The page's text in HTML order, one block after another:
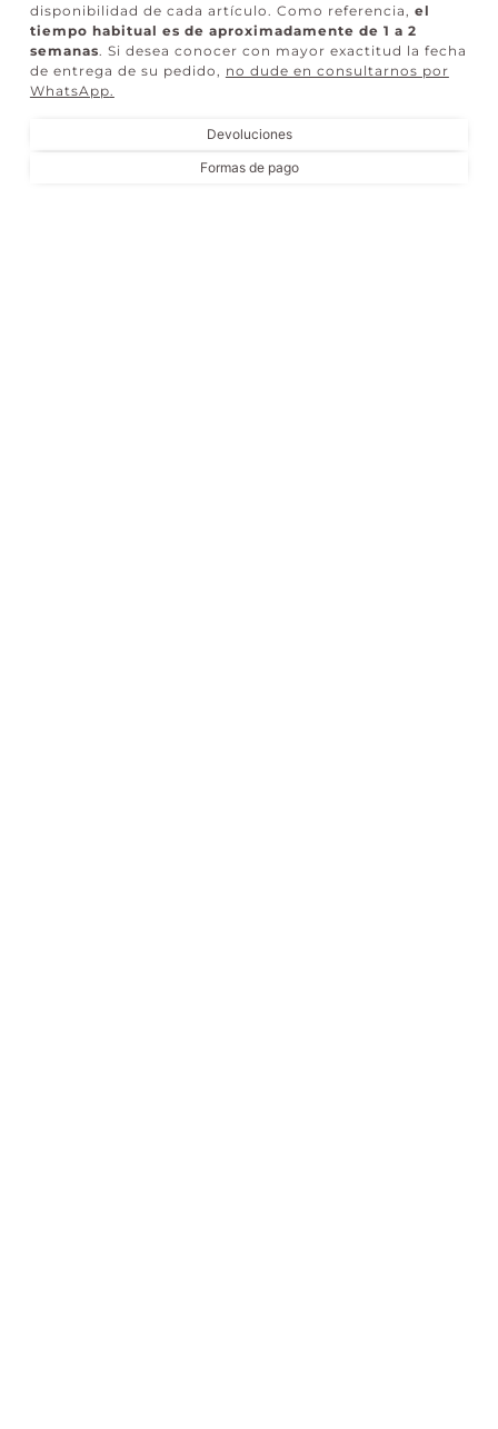
Devoluciones
Formas de pago
disponibilidad de cada artículo. Como referencia, el
tiempo habitual es de aproximadamente de 1 a 2
semanas . Si desea conocer con mayor exactitud la fecha
de entrega de su pedido, no dude en consultarnos por
WhatsApp